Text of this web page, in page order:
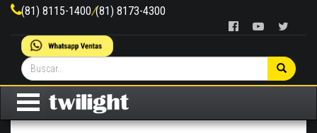
(81) 8115-1400/(81) 8173-4300